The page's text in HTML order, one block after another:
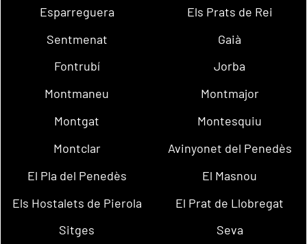
Esparreguera
Els Prats de Rei
Sentmenat
Gaià
Fontrubí
Jorba
Montmaneu
Montmajor
Montgat
Montesquiu
Montclar
Avinyonet del Penedès
El Pla del Penedès
El Masnou
Els Hostalets de Pierola
El Prat de Llobregat
Sitges
Seva